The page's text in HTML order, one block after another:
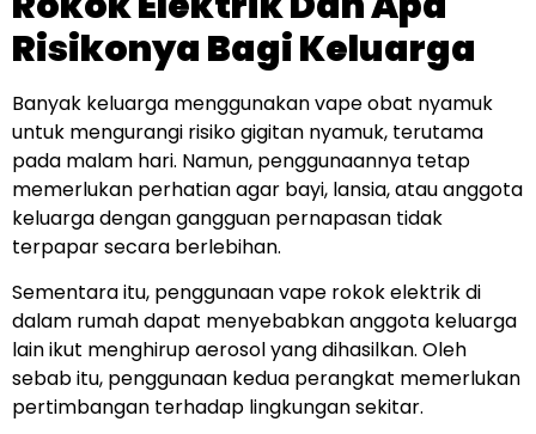
Risikonya Bagi Keluarga
Banyak keluarga menggunakan vape obat nyamuk
untuk mengurangi risiko gigitan nyamuk, terutama
pada malam hari. Namun, penggunaannya tetap
memerlukan perhatian agar bayi, lansia, atau anggota
keluarga dengan gangguan pernapasan tidak
terpapar secara berlebihan.
Sementara itu, penggunaan vape rokok elektrik di
dalam rumah dapat menyebabkan anggota keluarga
lain ikut menghirup aerosol yang dihasilkan. Oleh
sebab itu, penggunaan kedua perangkat memerlukan
pertimbangan terhadap lingkungan sekitar.